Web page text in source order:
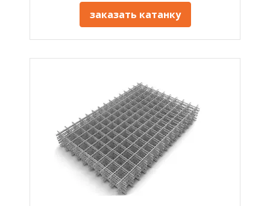
заказать катанку